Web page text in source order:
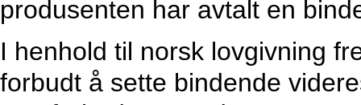
produsenten har avtalt en
I henhold til norsk lovgivning
forbudt å sette bindende